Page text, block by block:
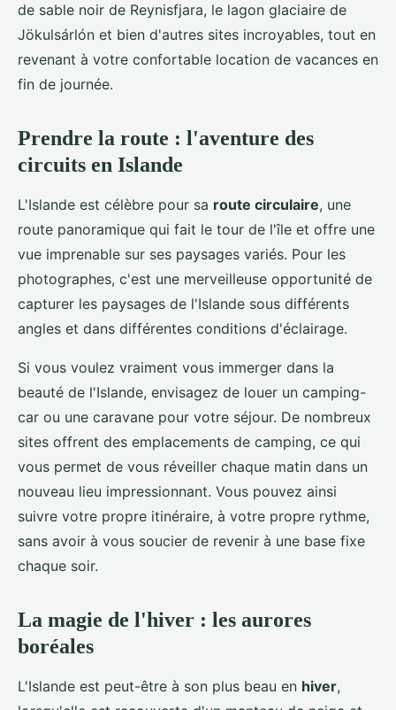
de sable noir de Reynisfjara, le lagon glaciaire de
Jökulsárlón et bien d'autres sites incroyables, tout en
revenant à votre confortable location de vacances en
fin de journée.
Prendre la route : l'aventure des
circuits en Islande
L'Islande est célèbre pour sa route circulaire, une
route panoramique qui fait le tour de l'île et offre une
vue imprenable sur ses paysages variés. Pour les
photographes, c'est une merveilleuse opportunité de
capturer les paysages de l'Islande sous différents
angles et dans différentes conditions d'éclairage.
Si vous voulez vraiment vous immerger dans la
beauté de l'Islande, envisagez de louer un camping-
car ou une caravane pour votre séjour. De nombreux
sites offrent des emplacements de camping, ce qui
vous permet de vous réveiller chaque matin dans un
nouveau lieu impressionnant. Vous pouvez ainsi
suivre votre propre itinéraire, à votre propre rythme,
sans avoir à vous soucier de revenir à une base fixe
chaque soir.
La magie de l'hiver : les aurores
boréales
L'Islande est peut-être à son plus beau en hiver,